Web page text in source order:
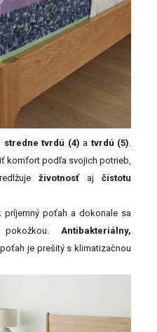
stredne tvrdú (4) a tvrdú (5).
komfort podľa svojich potrieb,
životnosťajčistotu
príjemný poťah a dokonale sa
Antibakteriálny,
je prešitý s klimatizačnou